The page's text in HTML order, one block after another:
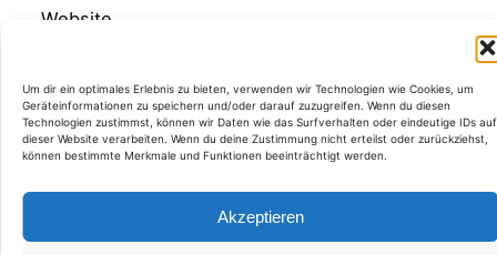
Um dir ein optimales Erlebnis zu bieten, verwenden wir Technologien wie Cookies, um
Geräteinformationen zu speichern und/oder darauf zuzugreifen. Wenn du diesen
Technologien zustimmst, können wir Daten wie das Surfverhalten oder eindeutige IDs auf
dieser Website verarbeiten. Wenn du deine Zustimmung nicht erteilst oder zurückziehst,
können bestimmte Merkmale und Funktionen beeinträchtigt werden.
Akzeptieren
Website